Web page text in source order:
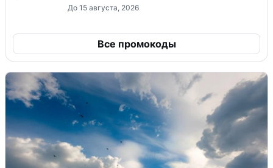
До 15 августа, 2026
Все промокоды